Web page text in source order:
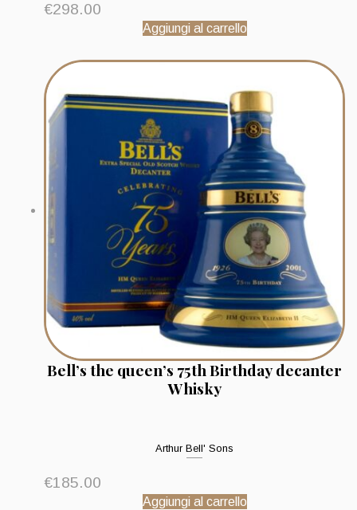
€298.00
Aggiungi al carrello
Bell’s the queen’s 75th Birthday decanter
Whisky
Arthur Bell' Sons
€185.00
Aggiungi al carrello